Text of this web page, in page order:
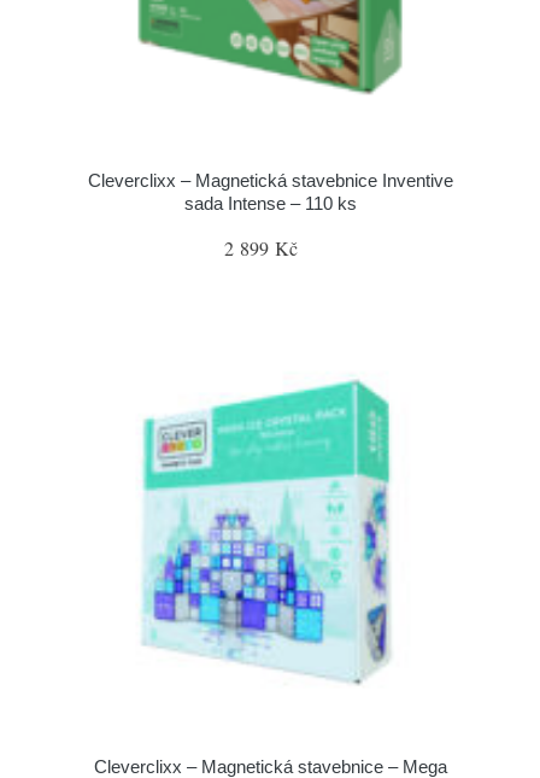
Cleverclixx – Magnetická stavebnice Inventive
sada Intense – 110 ks
2 899 Kč
Cleverclixx – Magnetická stavebnice – Mega